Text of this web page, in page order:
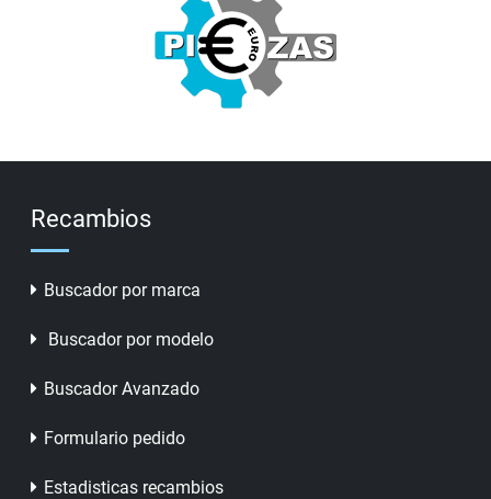
Recambios
Buscador por marca
Buscador por modelo
Buscador Avanzado
Formulario pedido
Estadisticas recambios